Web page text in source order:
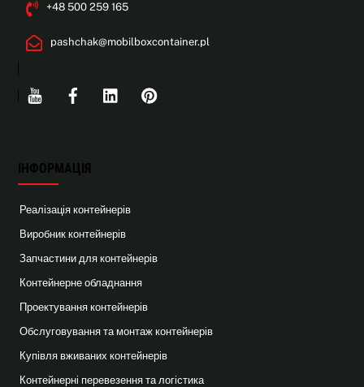
+48 500 259 165
pashchak@mobilboxcontainer.pl
Youtube Linkedin
ІНФОРМАЦІЯ
Реалізація контейнерів
Виробник контейнерів
Запчастини для контейнерів
Контейнерне обладнання
Проектування контейнерів
Обслуговування та монтаж контейнерів
Купівля вживаних контейнерів
Контейнерні перевезення та логістика